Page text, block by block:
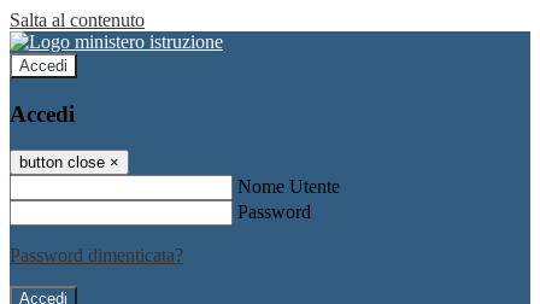
Salta al contenuto
Accedi
Accedi
button close ×
Nome Utente
Password
Password dimenticata?